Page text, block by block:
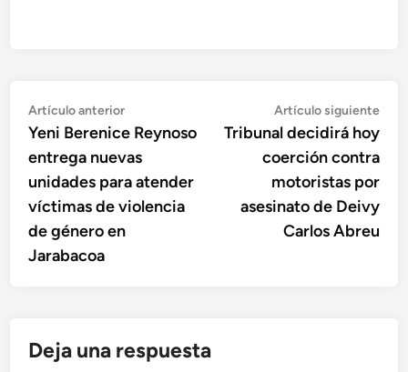
Navegación
de
entradas
Artículo anteriorArtículo
anterior:
Yeni Berenice Reynoso
entrega nuevas
unidades para atender
víctimas de violencia
de género en
Jarabacoa
Artículo siguiente
Tribunal decidirá hoy
coerción contra
motoristas por
asesinato de Deivy
Carlos Abreu
Deja una respuesta